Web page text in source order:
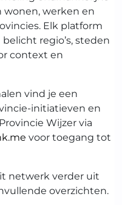
wonen, werken en
Elk platform
regio’s, steden
context en
vind je een
initiatieven en
Wijzer via
voor toegang tot
netwerk verder uit
overzichten.